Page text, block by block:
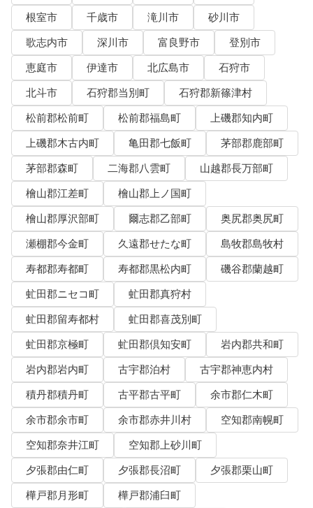
根室市
千歳市 滝川市
砂川市
歌志内市
深川市 富良野市
登別市
恵庭市
伊達市 北広島市
石狩市
北斗市
石狩郡当別町
石狩郡新篠津村
松前郡松前町
松前郡福島町
上磯郡知内町
上磯郡木古内町
亀田郡七飯町
茅部郡鹿部町
茅部郡森町
二海郡八雲町
山越郡長万部町
檜山郡江差町
檜山郡上ノ国町
檜山郡厚沢部町
爾志郡乙部町
奥尻郡奥尻町
瀬棚郡今金町
久遠郡せたな町
島牧郡島牧村
寿都郡寿都町
寿都郡黒松内町
磯谷郡蘭越町
虻田郡ニセコ町
虻田郡真狩村
虻田郡留寿都村
虻田郡喜茂別町
虻田郡京極町
虻田郡倶知安町
岩内郡共和町
岩内郡岩内町
古宇郡泊村
古宇郡神恵内村
積丹郡積丹町
古平郡古平町
余市郡仁木町
余市郡余市町
余市郡赤井川村
空知郡南幌町
空知郡奈井江町
空知郡上砂川町
夕張郡由仁町
夕張郡長沼町
夕張郡栗山町
樺戸郡月形町
樺戸郡浦臼町